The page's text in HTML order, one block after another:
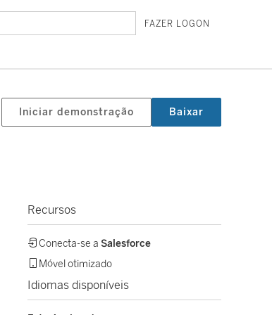
FAZER LOGON
Iniciar demonstração Baixar
Recursos
Conecta-se a Salesforce
Móvel otimizado
Idiomas disponíveis